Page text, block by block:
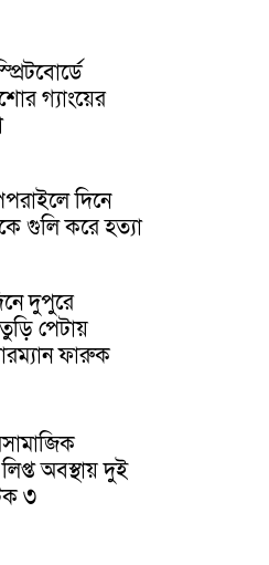
গ্যাংয়ের
দিনে
গুলি করে হত্যা
দুপুরে
পেটায়
ফারুক
অবস্থায় দুই
৩